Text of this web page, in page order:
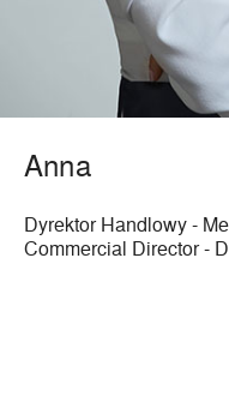
Anna
Dyrektor Handlowy -
Commercial Director -